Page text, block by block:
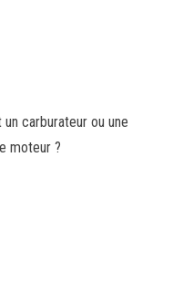
carburateur ou une
moteur ?